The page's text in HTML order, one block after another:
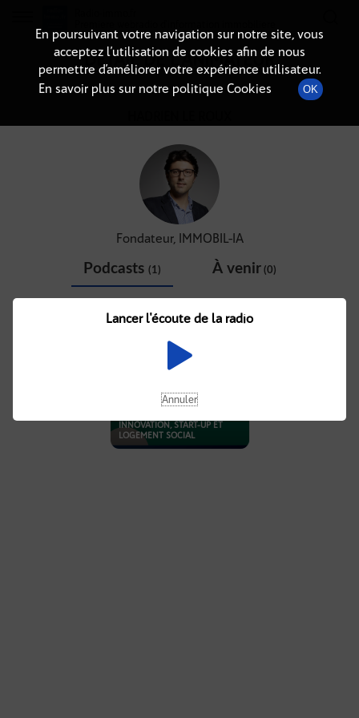
DÉTAIL DE L'ANIMATEUR
Fondateur, IMMOBIL-IA
Podcasts (1) À venir(0)
INNOVATION, START-UP ET
LOGEMENT SOCIAL
En poursuivant votre navigation sur notre site, vous
acceptez l’utilisation de cookies afin de nous
permettre d’améliorer votre expérience utilisateur.
En savoir plus sur notre politique Cookies
OK
Lancer l'écoute de la radio
Annuler